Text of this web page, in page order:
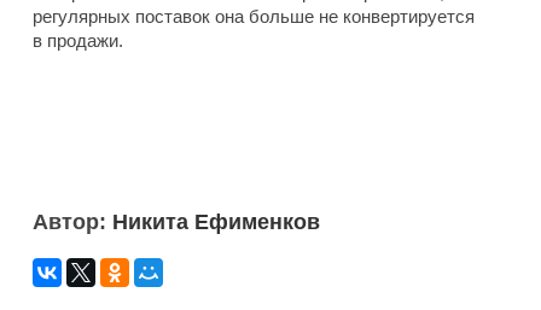
регулярных поставок она больше не конвертируется
в продажи.
Автор: Никита Ефименков